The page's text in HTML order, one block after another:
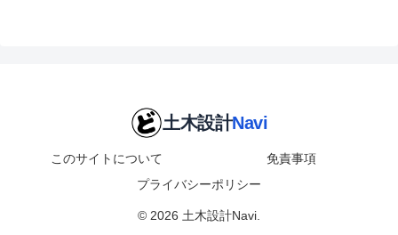
このサイトについて
免責事項
プライバシーポリシー
© 2026 土木設計Navi.